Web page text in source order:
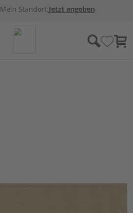
Mein Standort:Jetzt angeben